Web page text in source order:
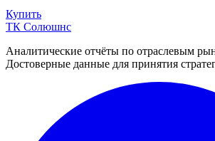
Купить
ТК Солюшнс
Аналитические отчёты по отраслевым
Достоверные данные для принятия